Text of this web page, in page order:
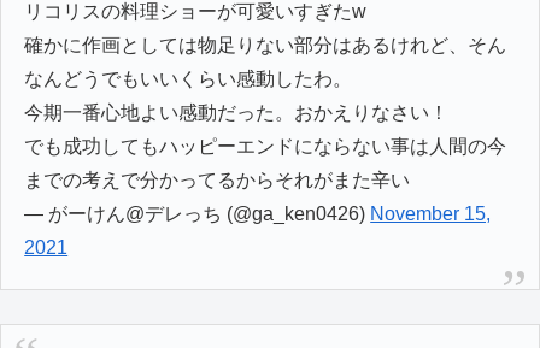
リコリスの料理ショーが可愛いすぎたw
確かに作画としては物足りない部分はあるけれど、そん
なんどうでもいいくらい感動したわ。
今期一番心地よい感動だった。おかえりなさい！
でも成功してもハッピーエンドにならない事は人間の今
までの考えで分かってるからそれがまた辛い
— がーけん@デレっち (@ga_ken0426) November 15,
2021